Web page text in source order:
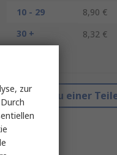
10 - 29
8,90 €
30 +
8,32 €
Zu einer
zur